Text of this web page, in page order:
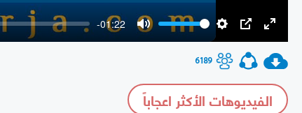
-01:22
6189
الفيديوهات الأكثر اعجاباً